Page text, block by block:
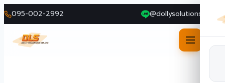
095-002-2992 @dollysolutions